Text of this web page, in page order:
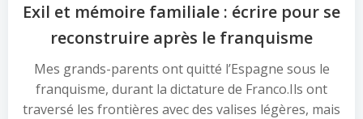
Exil et mémoire familiale : écrire pour se
reconstruire après le franquisme
Mes grands-parents ont quitté l’Espagne sous le
franquisme, durant la dictature de Franco.Ils ont
traversé les frontières avec des valises légères, mais